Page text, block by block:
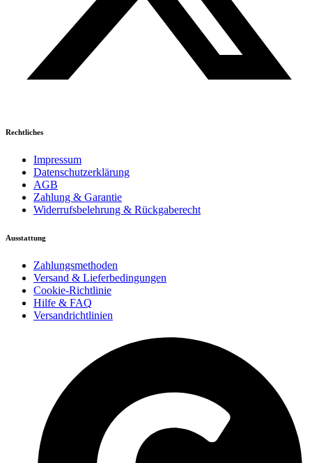
Rechtliches
Impressum
Datenschutzerklärung
AGB
Zahlung & Garantie
Widerrufsbelehrung & Rückgaberecht
Ausstattung
Zahlungsmethoden
Versand & Lieferbedingungen
Cookie-Richtlinie
Hilfe & FAQ
Versandrichtlinien